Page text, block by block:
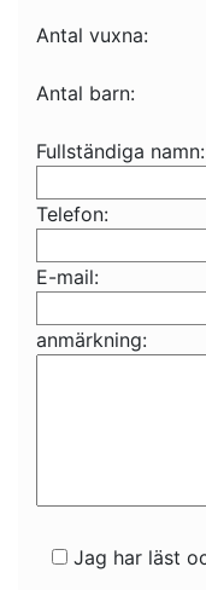
Antal vuxna:
Antal barn:
Fullständiga namn:
Telefon:
E-mail:
anmärkning:
Jag har läst